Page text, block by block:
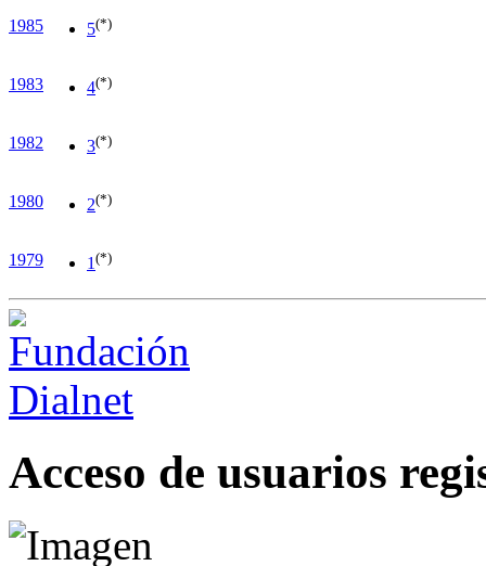
1985 5(*)
1983 4(*)
1982 3(*)
1980 2(*)
1979 1 (*)
Acceso de usuarios